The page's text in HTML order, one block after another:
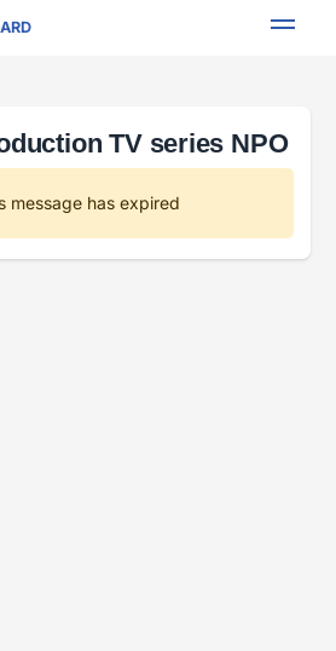
TV series NPO
message has expired